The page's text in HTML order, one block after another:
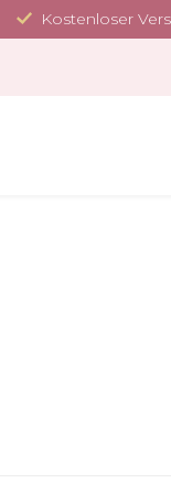
Kostenloser